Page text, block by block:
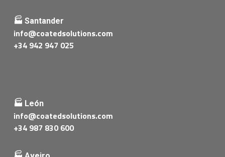
🏭 Santander
info@coatedsolutions.com
+34 942 947 025
🏭 León
info@coatedsolutions.com
+34 987 830 600